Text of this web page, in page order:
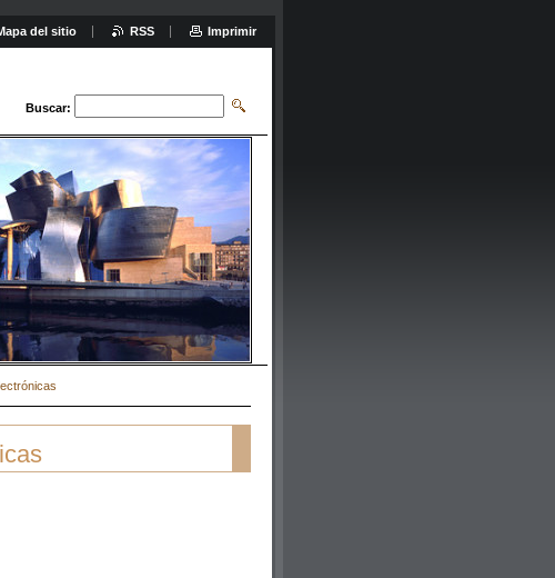
Buscar:
del sitio RSS Imprimir